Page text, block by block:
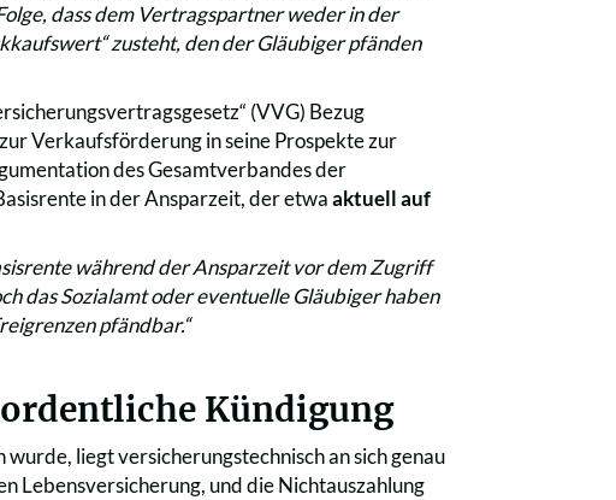
dass dem Vertragspartner weder in der
zusteht, den der Gläubiger pfänden
(VVG) Bezug
Verkaufsförderung in seine Prospekte zur
des Gesamtverbandes der
in der Ansparzeit, der etwaaktuell auf
während der Ansparzeit vor dem Zugriff
das Sozialamt oder eventuelle Gläubiger haben
pfändbar.“
Kündigung
liegt versicherungstechnisch an sich genau
Lebensversicherung, und die Nichtauszahlung